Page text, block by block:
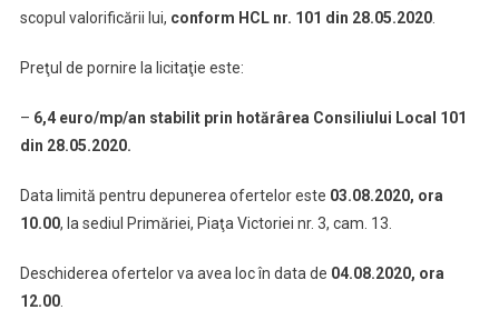
scopul valorificării lui, conform HCL nr. 101 din 28.05.2020.
Preţul de pornire la licitaţie este:
– 6,4 euro/mp/an stabilit prin hotărârea Consiliului Local 101
din 28.05.2020.
Data limită pentru depunerea ofertelor este 03.08.2020, ora
10.00, la sediul Primăriei, Piaţa Victoriei nr. 3, cam. 13.
Deschiderea ofertelor va avea loc în data de 04.08.2020, ora
12.00.